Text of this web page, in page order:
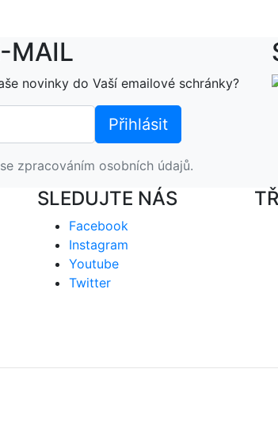
MAIL
novinky do Vaší emailové schránky?
zpracováním osobních údajů.
SLEDUJTE NÁS
Facebook
Instagram
Youtube
Twitter